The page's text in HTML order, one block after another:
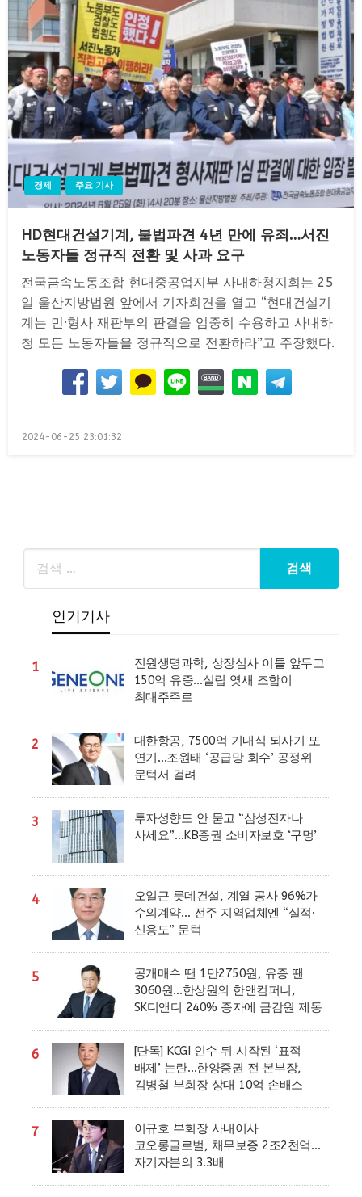
경제 주요 기사
HD현대건설기계, 불법파견 4년 만에 유죄…서진
노동자들 정규직 전환 및 사과 요구
전국금속노동조합 현대중공업지부 사내하청지회는 25
일 울산지방법원 앞에서 기자회견을 열고 “현대건설기
계는 민·형사 재판부의 판결을 엄중히 수용하고 사내하
청 모든 노동자들을 정규직으로 전환하라”고 주장했다.
Posted
2024-06-25 23:01:32
인기기사
1
진원생명과학, 상장심사 이틀 앞두고
150억 유증…설립 엿새 조합이
최대주주로
2
대한항공, 7500억 기내식 되사기 또
연기…조원태 ‘공급망 회수’ 공정위
문턱서 걸려
3
투자성향도 안 묻고 “삼성전자나
사세요”…KB증권 소비자보호 ‘구멍’
4
오일근 롯데건설, 계열 공사 96%가
수의계약… 전주 지역업체엔 “실적·
신용도” 문턱
5
공개매수 땐 1만2750원, 유증 땐
3060원…한상원의 한앤컴퍼니,
SK디앤디 240% 증자에 금감원 제동
6
[단독] KCGI 인수 뒤 시작된 ‘표적
배제’ 논란…한양증권 전 본부장,
김병철 부회장 상대 10억 손배소
7
이규호 부회장 사내이사
코오롱글로벌, 채무보증 2조2천억…
자기자본의 3.3배